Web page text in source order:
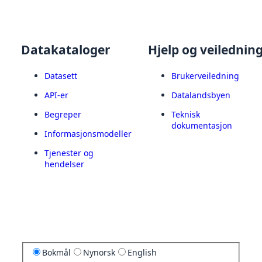
Datakataloger
Datasett
API-er
Begreper
Informasjonsmodeller
Tjenester og
hendelser
Hjelp og
Brukerveiledning
Datalandsbyen
Teknisk
dokumentasjon
Bokmål Nynorsk English